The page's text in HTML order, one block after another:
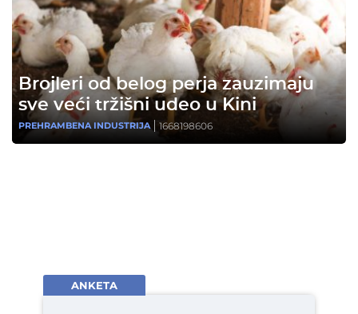
Brojleri od belog perja zauzimaju
sve veći tržišni udeo u Kini
PREHRAMBENA INDUSTRIJA 1668198606
ANKETA